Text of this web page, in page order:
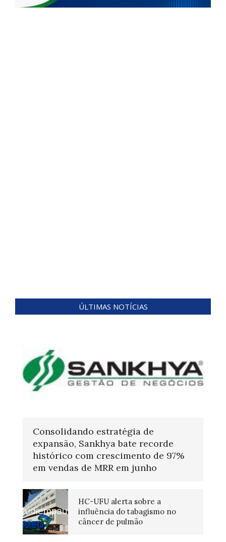
ÚLTIMAS NOTÍCIAS
Consolidando estratégia de
expansão, Sankhya bate recorde
histórico com crescimento de 97%
em vendas de MRR em junho
HC-UFU alerta sobre a
influência do tabagismo no
câncer de pulmão